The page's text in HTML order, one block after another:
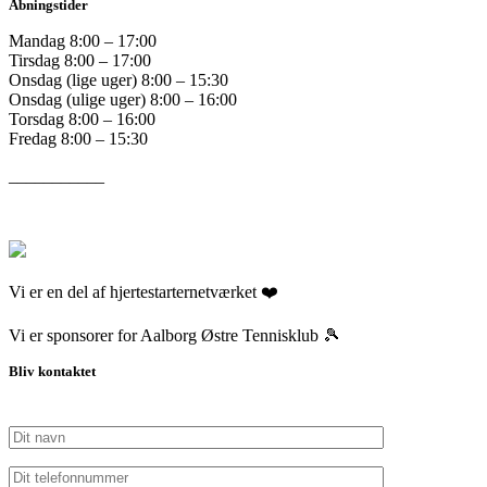
Åbningstider
Mandag 8:00 – 17:00
Tirsdag 8:00 – 17:00
Onsdag (lige uger) 8:00 – 15:30
Onsdag (ulige uger) 8:00 – 16:00
Torsdag 8:00 – 16:00
Fredag 8:00 – 15:30
Vi er en del af hjertestarternetværket ❤️
Vi er sponsorer for Aalborg Østre Tennisklub 🎾
Bliv kontaktet